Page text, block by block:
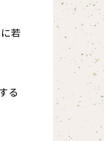
若
る